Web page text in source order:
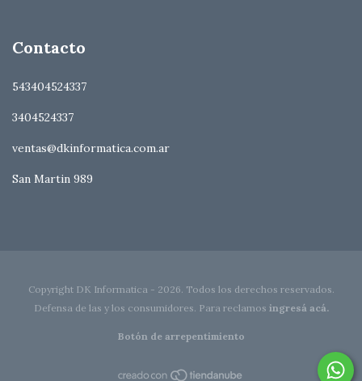
Contacto
543404524337
3404524337
ventas@dkinformatica.com.ar
San Martin 989
Copyright DK Informatica - 2026. Todos los derechos reservados.
Defensa de las y los consumidores. Para reclamos ingresá acá.
Botón de arrepentimiento